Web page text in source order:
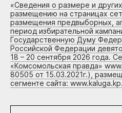
«Сведения о размере и
размещению на страницах
размещения предвыборных,
период избирательной
Государственную Думу
Российской Федерации
18 – 20 сентября 2026 года.
«Комсомольская правда»
80505 от 15.03.2021г.),
сегменте сайта: